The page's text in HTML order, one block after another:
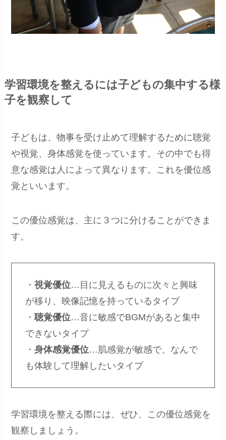
学習環境を整えるには子どもの集中する様
子を観察して
子どもは、物事を受け止めて理解するために聴覚
や視覚、身体感覚を使っています。その中でも得
意な感覚は人によって異なります。これを優位感
覚といいます。
この優位感覚は、主に３つに分けることができま
す。
・視覚優位…目に見えるものに次々と興味
が移り、映像記憶を持っているタイプ
・聴覚優位…音に敏感でBGMがあると集中
できないタイプ
・身体感覚優位…肌感覚が敏感で、なんで
も体験して理解したいタイプ
学習環境を整える際には、ぜひ、この優位感覚を
観察しましょう。